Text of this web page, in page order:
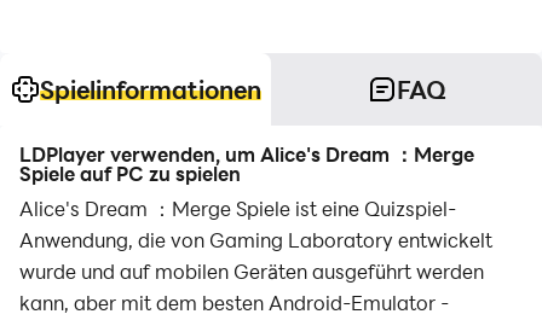
Spielinformationen FAQ
LDPlayer verwenden, um Alice's Dream ：Merge
Spiele auf PC zu spielen
Alice's Dream ：Merge Spiele ist eine Quizspiel-
Anwendung, die von Gaming Laboratory entwickelt
wurde und auf mobilen Geräten ausgeführt werden
kann, aber mit dem besten Android-Emulator -